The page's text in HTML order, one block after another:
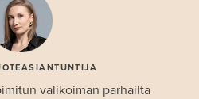
valikoiman parhailta